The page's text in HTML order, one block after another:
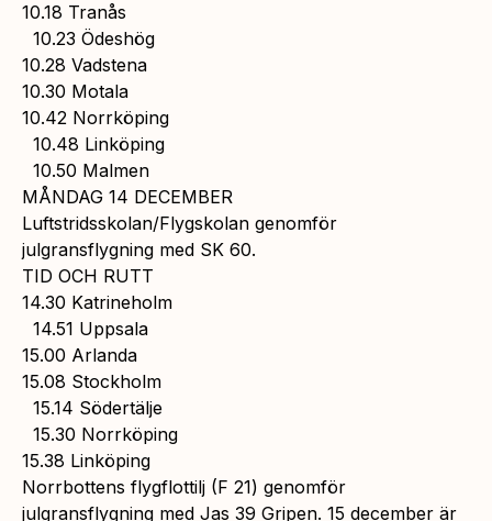
10.18 Tranås
10.23 Ödeshög
10.28 Vadstena
10.30 Motala
10.42 Norrköping
10.48 Linköping
10.50 Malmen
MÅNDAG 14 DECEMBER
Luftstridsskolan/Flygskolan genomför
julgransflygning med SK 60.
TID OCH RUTT
14.30 Katrineholm
14.51 Uppsala
15.00 Arlanda
15.08 Stockholm
15.14 Södertälje
15.30 Norrköping
15.38 Linköping
Norrbottens flygflottilj (F 21) genomför
julgransflygning med Jas 39 Gripen. 15 december är